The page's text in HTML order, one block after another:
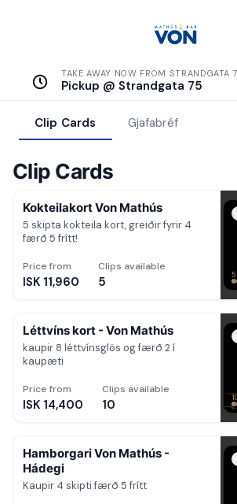
TAKE AWAY NOW FROM
Pickup @ Strandgata 75
Clip Cards Gjafabréf
Clip Cards
Kokteilakort Von Mathús
5 skipta kokteila kort, greiðir fyrir 4
færð 5 frítt!
Price from Clips available
ISK 11,960 5
Léttvíns kort - Von Mathús
kaupir 8 léttvínsglös og færð 2 í
kaupæti
Price from Clips available
ISK 14,400 10
Hamborgari Von Mathús -
Hádegi
Kaupir 4 skipti færð 5 frítt